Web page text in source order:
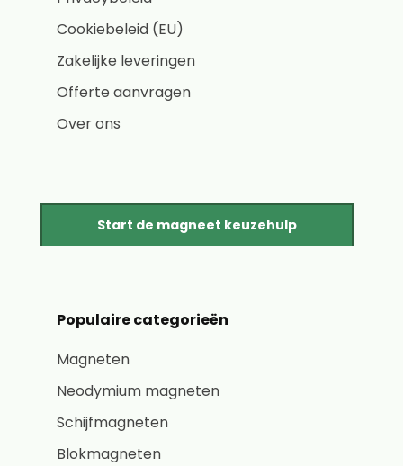
Cookiebeleid (EU)
Zakelijke leveringen
Offerte aanvragen
Over ons
Start de magneet keuzehulp
Populaire categorieën
Magneten
Neodymium magneten
Schijfmagneten
Blokmagneten